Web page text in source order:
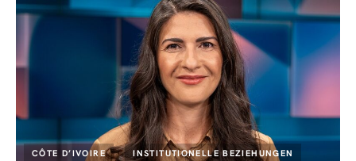
CÔTE D’IVOIRE
INSTITUTIONELLE BEZIEHUNGEN